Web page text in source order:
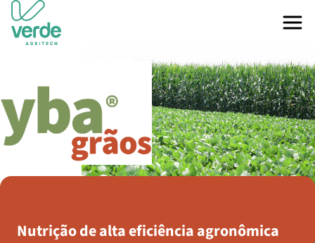
Nutrição de alta eficiência agronômica